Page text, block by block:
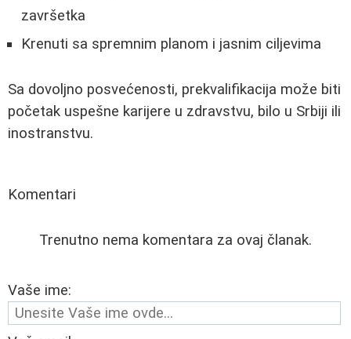
završetka
Krenuti sa spremnim planom i jasnim ciljevima
Sa dovoljno posvećenosti, prekvalifikacija može biti
početak uspešne karijere u zdravstvu, bilo u Srbiji ili
inostranstvu.
Komentari
Trenutno nema komentara za ovaj članak.
Vaše ime: